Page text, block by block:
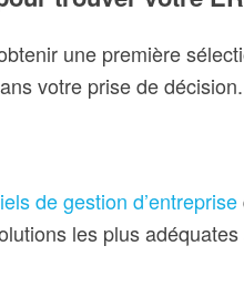
une première
votre prise de décision.
de gestion d’entreprise
les plus